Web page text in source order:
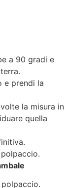
a 90 gradi e
e prendi la
la misura in
quella
polpaccio.